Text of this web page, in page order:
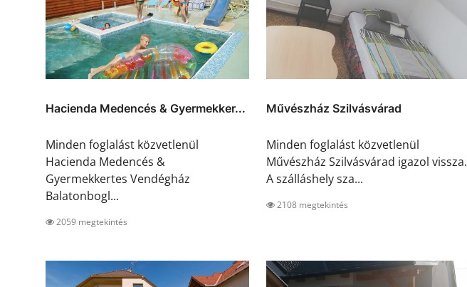
Hacienda Medencés & Gyermekker...
Minden foglalást közvetlenül
Hacienda Medencés &
Gyermekkertes Vendégház
Balatonbogl...
2059 megtekintés
Művészház Szilvásvárad
Minden foglalást közvetlenül
Művészház Szilvásvárad igazol vissza.
A szálláshely sza...
2108 megtekintés